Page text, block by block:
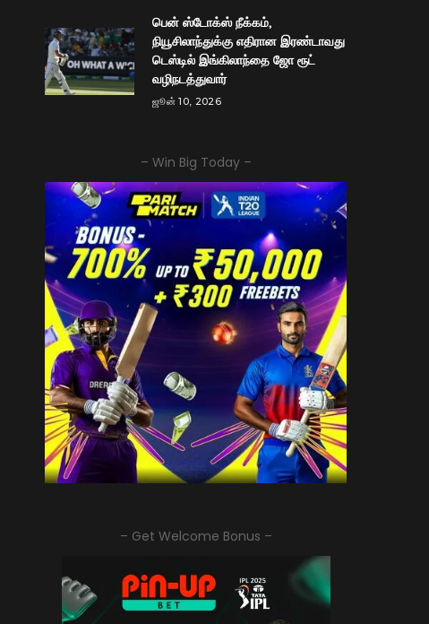
பென் ஸ்டோக்ஸ் நீக்கம்,
நியூசிலாந்துக்கு எதிரான இரண்டாவது
டெஸ்டில் இங்கிலாந்தை ஜோ ரூட்
வழிநடத்துவார்
ஜூன் 10, 2026
– Win Big Today –
– Get Welcome Bonus –